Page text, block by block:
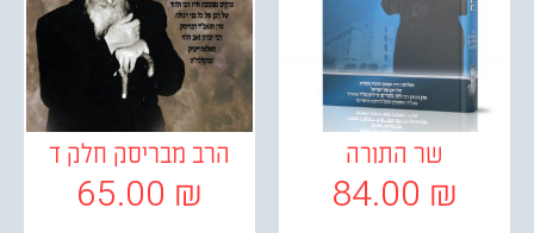
שר התורה
84.00
הרב מבריסק חלק ד
65.00